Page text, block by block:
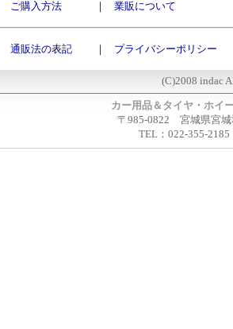
ご購入方法 ｜ 業販について
通販法の表記 ｜ プライバシーポリシー
(C)2008 indac
カー用品＆タイヤ・ホイ
〒985-0822 宮城県宮城
TEL：022-355-